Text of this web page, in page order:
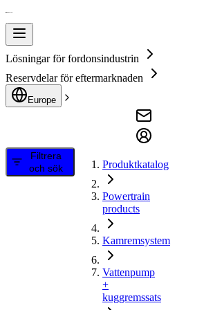
Lösningar för fordonsindustrin
Reservdelar för eftermarknaden
Europe
Filtrera
och sök
Produktkatalog
Powertrain
products
Kamremsystem
Vattenpump
+
kuggremssats